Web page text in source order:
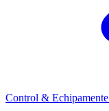
Control & Echipamente